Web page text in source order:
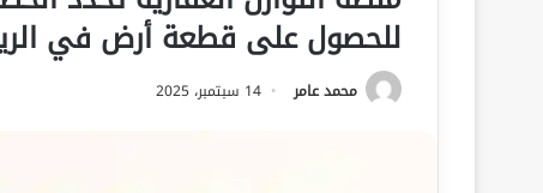
للحصول على قطعة أرض في
محمد عامر 14 سبتمبر، 2025